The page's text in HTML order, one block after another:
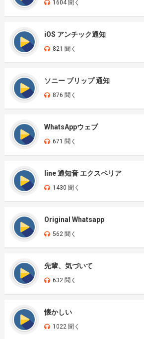
1604 聞く
iOS アンチック通知
821 聞く
ソニー ブリップ 通知
876 聞く
WhatsAppウェブ
671 聞く
line 通知音 エクスペリア
1430 聞く
Original Whatsapp
562 聞く
先輩、気づいて
632 聞く
懐かしい
1022 聞く